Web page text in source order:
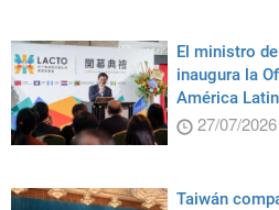
El ministro
inaugura la
América
27/07/2026
Taiwán